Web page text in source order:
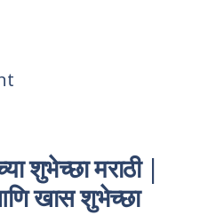
शुभेच्छा मराठी |
खास शुभेच्छा